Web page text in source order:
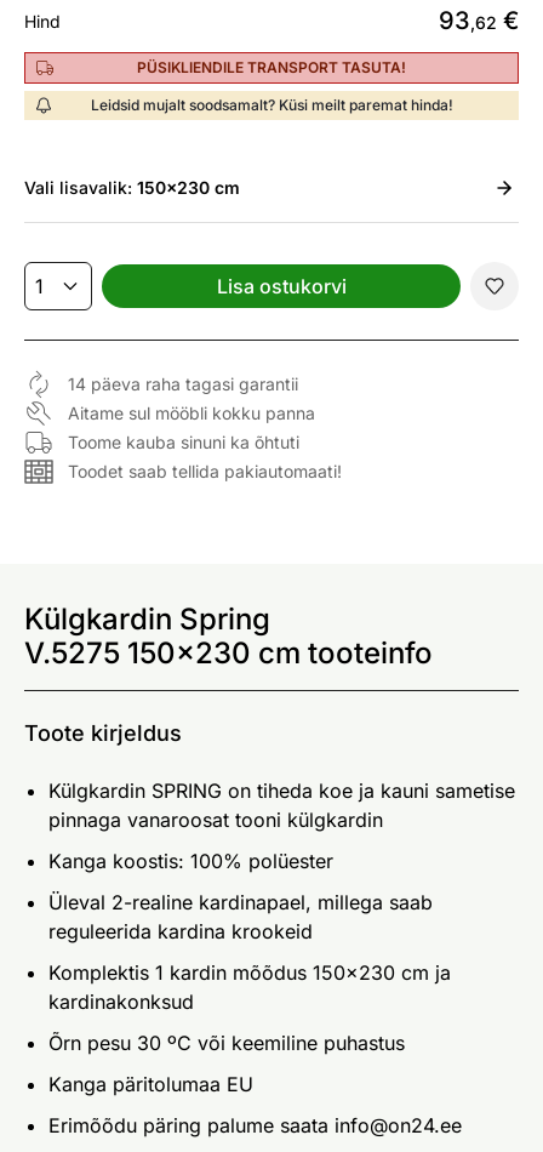
Hind 93,62 €
PÜSIKLIENDILE TRANSPORT TASUTA!
Leidsid mujalt soodsamalt? Küsi meilt paremat hinda!
Vali lisavalik: 150x230 cm
Lisa ostukorvi
14 päeva raha tagasi garantii
Aitame sul mööbli kokku panna
Toome kauba sinuni ka õhtuti
Toodet saab tellida pakiautomaati!
Külgkardin Spring
V.5275 150x230 cm tooteinfo
Toote kirjeldus
Külgkardin SPRING on tiheda koe ja kauni sametise
pinnaga vanaroosat tooni külgkardin
Kanga koostis: 100% polüester
Üleval 2-realine kardinapael, millega saab
reguleerida kardina krookeid
Komplektis 1 kardin mõõdus 150x230 cm ja
kardinakonksud
Õrn pesu 30 ºC või keemiline puhastus
Kanga päritolumaa EU
Erimõõdu päring palume saata info@on24.ee